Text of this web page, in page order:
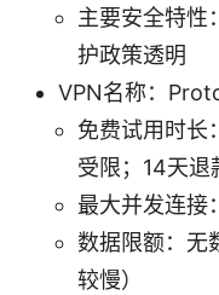
主要安全特性
护政策透明
VPN名称：
免费试用时长
受限；14天退
最大并发连接
数据限额：无
较慢）